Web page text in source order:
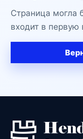
Страница могла
входит в первую